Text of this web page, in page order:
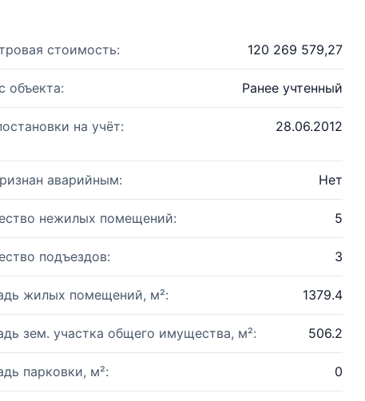
стоимость: 120 269 579,27
объекта: Ранее учтенный
на учёт: 28.06.2012
аварийным: Нет
нежилых помещений: 5
подъездов: 3
жилых помещений, м²: 1379.4
зем. участка общего имущества, м²: 506.2
парковки, м²: 0